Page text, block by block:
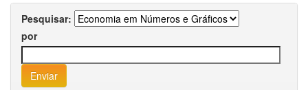
Pesquisar:
por